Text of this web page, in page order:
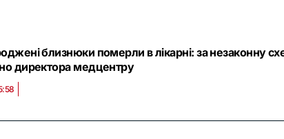
близнюки померли в лікарні: за незаконну
директора медцентру